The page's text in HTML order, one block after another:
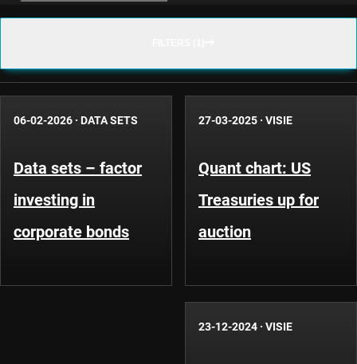
06-02-2026 · DATA SETS
Data sets – factor
investing in
corporate bonds
27-03-2025 · VISIE
Quant chart: US
Treasuries up for
auction
23-12-2024 · VISIE